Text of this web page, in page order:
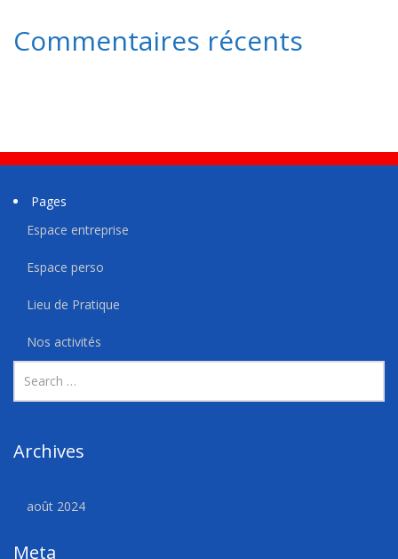
Commentaires récents
Pages
Espace entreprise
Espace perso
Lieu de Pratique
Nos activités
Archives
août 2024
Meta